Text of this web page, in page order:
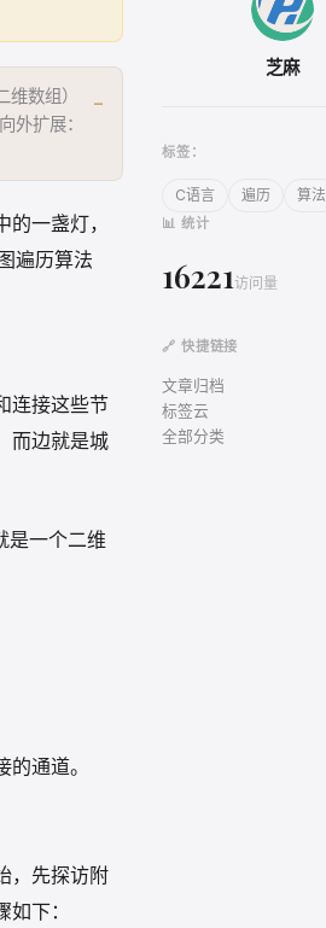
数组）
外扩展：
队列为
一盏灯，
遍历算法
连接这些节
边就是城
先探访附
芝麻
标签：
C语言 遍历 算法
📊 统计
16221访问量
🔗 快捷链接
文章归档
标签云
全部分类